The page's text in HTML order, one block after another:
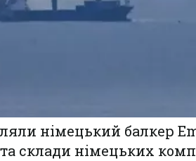
німецький балкер
склади німецьких